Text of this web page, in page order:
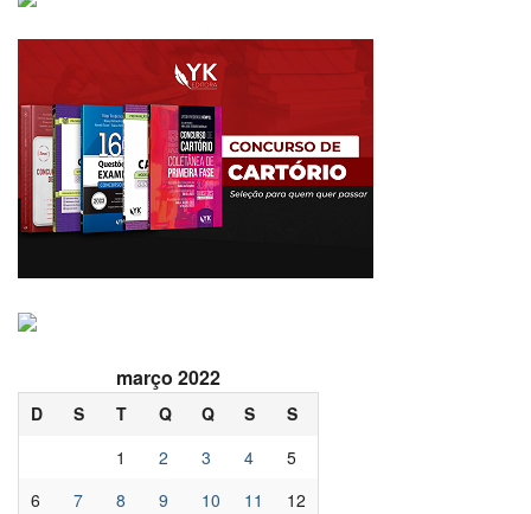
março 2022
D S T Q Q S
S
1
2 3 4
5
6
7 8 9 10 11
12